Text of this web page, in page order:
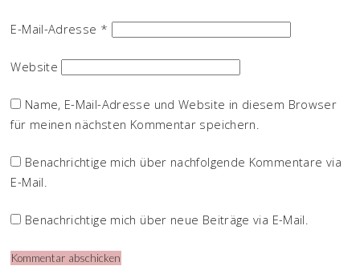
E-Mail-Adresse *
Website
Name, E-Mail-Adresse und Website in diesem Browser
für meinen nächsten Kommentar speichern.
Benachrichtige mich über nachfolgende Kommentare via
E-Mail.
Benachrichtige mich über neue Beiträge via E-Mail.